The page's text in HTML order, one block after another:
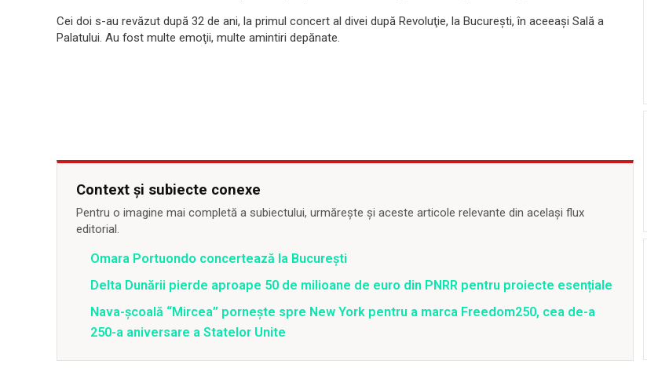
Cei doi s-au revăzut după 32 de ani, la primul concert al divei după Revoluţie, la Bucureşti, în aceeaşi Sală a
Palatului. Au fost multe emoţii, multe amintiri depănate.
Context și subiecte conexe
Pentru o imagine mai completă a subiectului, urmărește și aceste articole relevante din același flux
editorial.
Omara Portuondo concertează la Bucureşti
Delta Dunării pierde aproape 50 de milioane de euro din PNRR pentru proiecte esențiale
Nava-școală “Mircea” pornește spre New York pentru a marca Freedom250, cea de-a
250-a aniversare a Statelor Unite